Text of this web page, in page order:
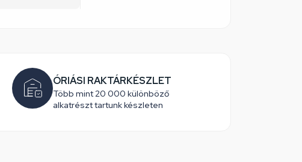
ÓRIÁSI RAKTÁRKÉSZLET
Több mint 20 000 különböző
alkatrészt tartunk készleten